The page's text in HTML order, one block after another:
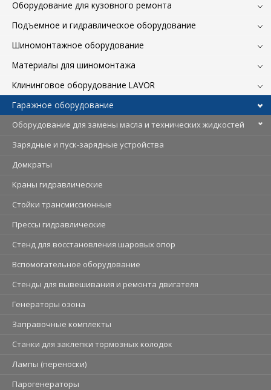
Оборудование для кузовного ремонта
Подъемное и гидравлическое оборудование
Шиномонтажное оборудование
Материалы для шиномонтажа
Клининговое оборудование LAVOR
Гаражное оборудование
Оборудование для замены масла и технических жидкостей
Зарядные и пуск-зарядные устройства
Домкраты
Краны гидравлические
Стойки трансмиссионные
Прессы гидравлические
Стенд для восстановления шаровых опор
Вспомогательное оборудование
Стенды для вывешивания и ремонта двигателя
Генераторы озона
Заправочные комплекты
Станки для заклепки тормозных колодок
Лампы (переноски)
Парогенераторы